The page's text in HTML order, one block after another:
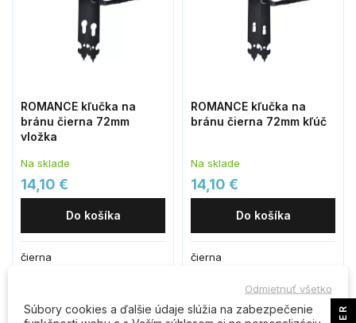
ROMANCE kľučka na
bránu čierna 72mm
vložka
Na sklade
14,10 €
Do košíka
čierna
ROMANCE kľučka na
bránu čierna 72mm kľúč
Na sklade
14,10 €
Do košíka
čierna
Odmietnuť všetko
Súbory cookies a ďalšie údaje slúžia na zabezpečenie